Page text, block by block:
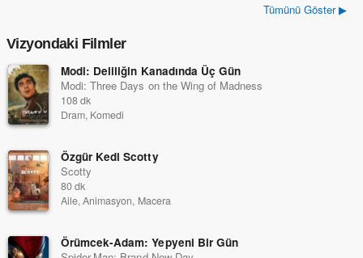
Tümünü Göster ▶
Vizyondaki Filmler
Modi: Deliliğin Kanadında Üç Gün
Modi: Three Days on the Wing of Madness
108 dk
Dram, Komedi
Özgür Kedi Scotty
Scotty
80 dk
Aile, Animasyon, Macera
Örümcek-Adam: Yepyeni Bir Gün